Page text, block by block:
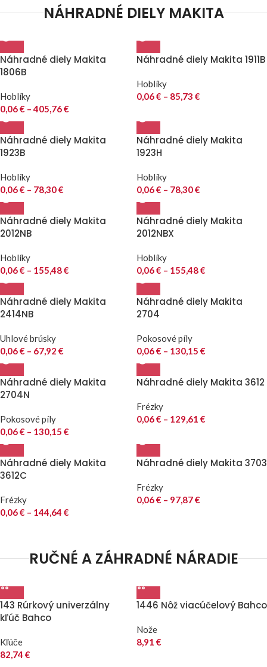
NÁHRADNÉ DIELY MAKITA
Náhradné diely Makita
1806B
Hoblíky
0,06€ – 405,76€
Náhradné diely Makita 1911B
Hoblíky
0,06€ – 85,73 €
Náhradné diely Makita
1923B
Hoblíky
0,06€ – 78,30€
Náhradné diely Makita
1923H
Hoblíky
0,06€ – 78,30€
Náhradné diely Makita
2012NB
Hoblíky
0,06€ – 155,48€
Náhradné diely Makita
2012NBX
Hoblíky
0,06€ – 155,48€
Náhradné diely Makita
2414NB
Uhlové brúsky
0,06€ – 67,92 €
Náhradné diely Makita
2704
Pokosové píly
0,06€ – 130,15 €
Náhradné diely Makita
2704N
Pokosové píly
0,06€ – 130,15 €
Náhradné diely Makita 3612
Frézky
0,06€ – 129,61 €
Náhradné diely Makita
3612C
Frézky
0,06€ – 144,64 €
Náhradné diely Makita 3703
Frézky
0,06€ – 97,87€
RUČNÉ A ZÁHRADNÉ NÁRADIE
143 Rúrkový univerzálny
kľúč Bahco
Kľúče
82,74 €
1446 Nôž viacúčelový Bahco
Nože
8,91 €